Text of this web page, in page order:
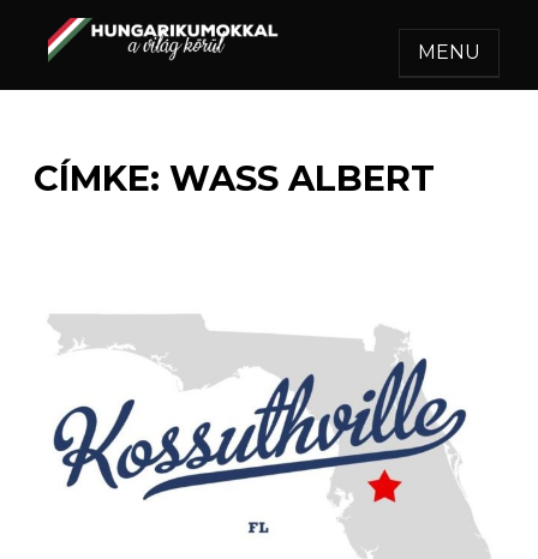
HUNGARIKUMOKKAL A
Egy felejthetetlen utazás.
MENU
CÍMKE: WASS ALBERT